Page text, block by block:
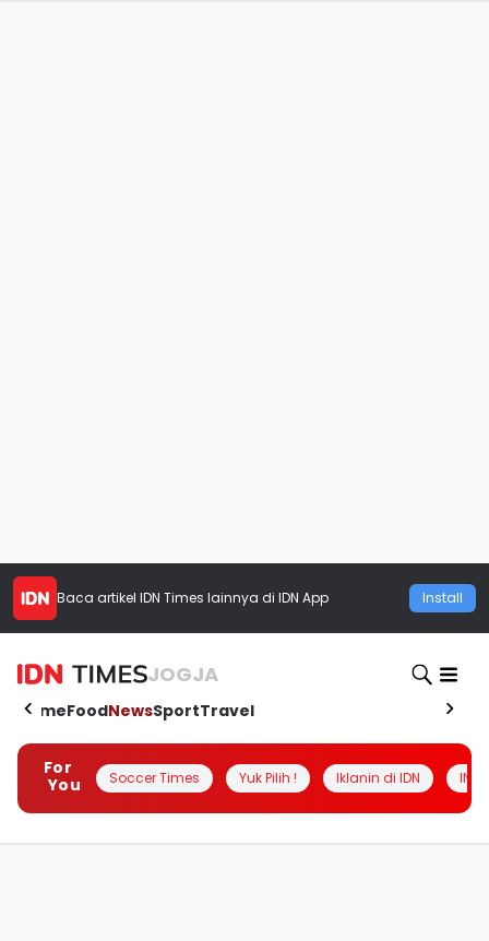
Baca artikel IDN Times lainnya di IDN App Install
JOGJA
HomeFoodNewsSportTravel
For
You
Soccer Times Yuk Pilih ! Iklanin di IDN